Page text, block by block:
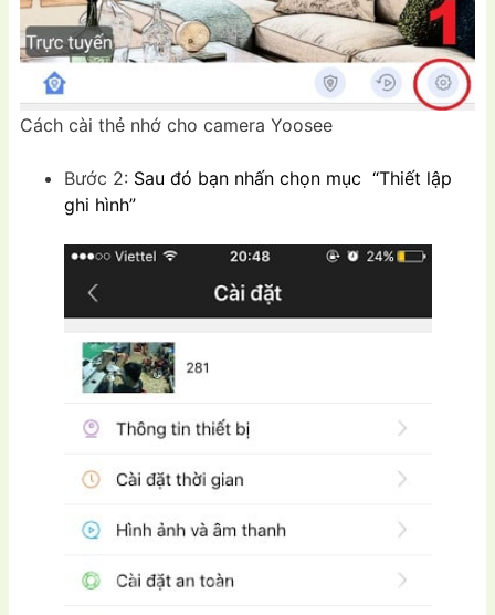
Cách cài thẻ nhớ cho camera Yoosee
Bước 2: Sau đó bạn nhấn chọn mục “Thiết lập
ghi hình”